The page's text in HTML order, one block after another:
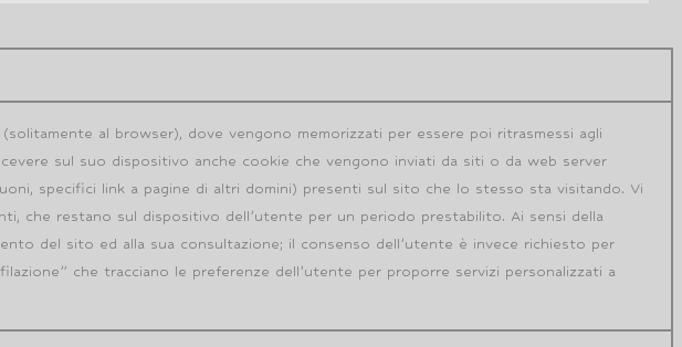
al browser), dove vengono memorizzati per essere poi ritrasmessi agli
sul suo dispositivo anche cookie che vengono inviati da siti o da web server
specifici link a pagine di altri domini) presenti sul sito che lo stesso sta visitando. Vi
che restano sul dispositivo dell’utente per un periodo prestabilito. Ai sensi della
del sito ed alla sua consultazione; il consenso dell’utente è invece richiesto per
che tracciano le preferenze dell’utente per proporre servizi personalizzati a